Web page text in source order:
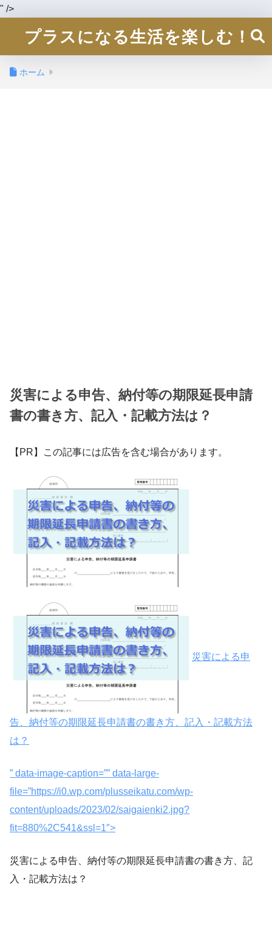
" />
プラスになる生活を楽しむ！
ホーム
災害による申告、納付等の期限延長申請
書の書き方、記入・記載方法は？
【PR】この記事には広告を含む場合があります。
災害による申
告、納付等の期限延長申請書の書き方、記入・記載方法
は？
” data-image-caption=”” data-large-
file=”https://i0.wp.com/plusseikatu.com/wp-
content/uploads/2023/02/saigaienki2.jpg?
fit=880%2C541&ssl=1″>
災害による申告、納付等の期限延長申請書の書き方、記
入・記載方法は？